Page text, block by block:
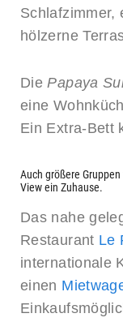
Schlafzimmer,
hölzerne
DiePapaya
eine
Ein Extra-Bett
Auch größere
View ein Zuhause.
Das nahe
Restaurant Le
internationale
einen